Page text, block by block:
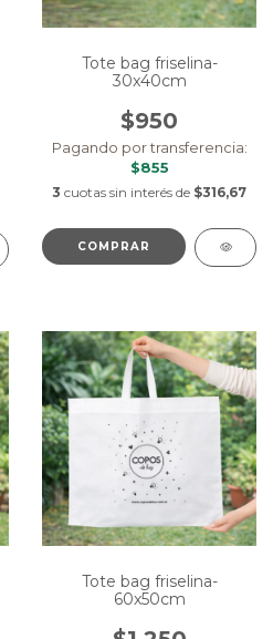
Tote bag friselina-
30x40cm
$950
Pagando por transferencia:
$855
3 cuotas sin interés de $316,67
Tote bag friselina-
60x50cm